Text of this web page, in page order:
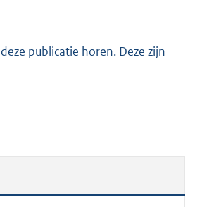
publicatie horen. Deze zijn